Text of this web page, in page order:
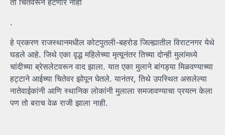
.
हे प्रकरण राजस्थानमधील कोटपुतली-बहरोड जिल्ह्यातील विराटनगर येथे
घडले आहे. जिथे एका वृद्ध महिलेच्या मृत्यूनंतर तिच्या दोन्ही मुलांमध्ये
चांदीच्या ब्रेसलेटवरून वाद झाला. यात एका मुलाने बांगड्या मिळवण्याच्या
हट्टाने आईच्या चितेवर झोपून घेतले. यानंतर, तिथे उपस्थित असलेल्या
नातेवाईकांनी आणि स्थानिक लोकांनी मुलाला समजावण्याचा प्रयत्न केला
पण तो बराच वेळ राजी झाला नाही.